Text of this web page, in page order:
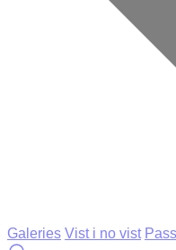
Galeries Vist i no vist